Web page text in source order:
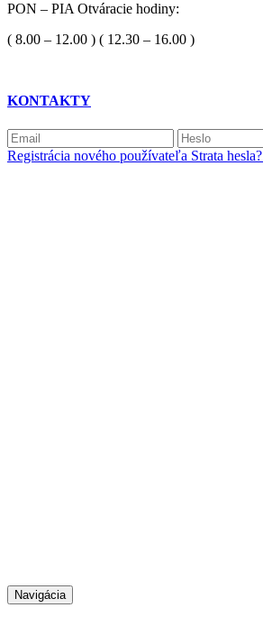
PON – PIA Otváracie hodiny:
( 8.00 – 12.00 ) ( 12.30 – 16.00 )
KONTAKTY
Registrácia nového používateľa Strata hesla?
Navigácia